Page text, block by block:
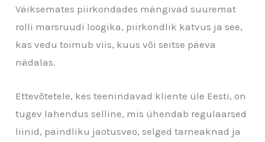
Väiksemates piirkondades mängivad suuremat
rolli marsruudi loogika, piirkondlik katvus ja see,
kas vedu toimub viis, kuus või seitse päeva
nädalas.
Ettevõtetele, kes teenindavad kliente üle Eesti, on
tugev lahendus selline, mis ühendab regulaarsed
liinid, paindliku jaotusveo, selged tarneaknad ja